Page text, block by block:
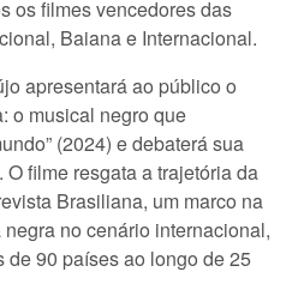
os filmes vencedores das
Baiana e Internacional.
apresentará ao público o
o musical negro que
(2024) e debaterá sua
filme resgata a trajetória da
Brasiliana, um marco na
no cenário internacional,
90 países ao longo de 25